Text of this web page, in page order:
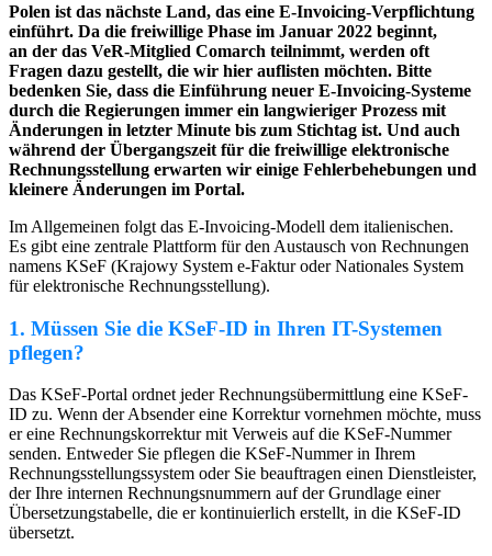
Polen ist das nächste Land, das eine E-Invoicing-Verpflichtung
einführt. Da die freiwillige Phase im Januar 2022 beginnt,
an der das VeR-Mitglied Comarch teilnimmt, werden oft
Fragen dazu gestellt, die wir hier auflisten möchten. Bitte
bedenken Sie, dass die Einführung neuer E-Invoicing-Systeme
durch die Regierungen immer ein langwieriger Prozess mit
Änderungen in letzter Minute bis zum Stichtag ist. Und auch
während der Übergangszeit für die freiwillige elektronische
Rechnungsstellung erwarten wir einige Fehlerbehebungen und
kleinere Änderungen im Portal.
Im Allgemeinen folgt das E-Invoicing-Modell dem italienischen.
Es gibt eine zentrale Plattform für den Austausch von Rechnungen
namens KSeF (Krajowy System e-Faktur oder Nationales System
für elektronische Rechnungsstellung).
1. Müssen Sie die KSeF-ID in Ihren IT-Systemen
pflegen?
Das KSeF-Portal ordnet jeder Rechnungsübermittlung eine KSeF-
ID zu. Wenn der Absender eine Korrektur vornehmen möchte, muss
er eine Rechnungskorrektur mit Verweis auf die KSeF-Nummer
senden. Entweder Sie pflegen die KSeF-Nummer in Ihrem
Rechnungsstellungssystem oder Sie beauftragen einen Dienstleister,
der Ihre internen Rechnungsnummern auf der Grundlage einer
Übersetzungstabelle, die er kontinuierlich erstellt, in die KSeF-ID
übersetzt.